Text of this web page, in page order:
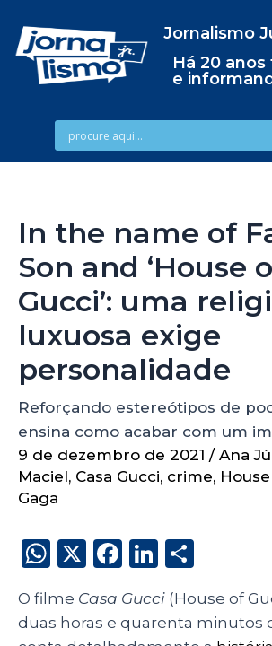
Jornalismo
Há 20
e
In the name of
Son and ‘House
Gucci’: uma
luxuosa exige
personalidade
Reforçando estereótipos de
ensina como acabar com um
9 de dezembro de 2021 / Ana
Maciel, Casa Gucci, crime,
Gaga
W
a
X
F
c
Li
k a
O filme Casa Gucci (House of
duas horas e quarenta minutos